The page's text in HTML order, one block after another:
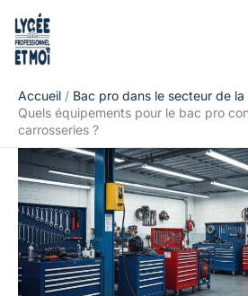
contenu
Accueil
Bac pro dans le secteur de
Quels équipements pour le bac pro
carrosseries ?
Rechercher